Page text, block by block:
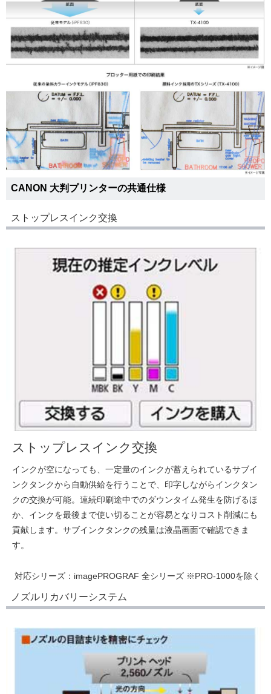
CANON 大判プリンターの共通仕様
ストップレスインク交換
ストップレスインク交換
インクが空になっても、一定量のインクが蓄えられているサブイ
ンクタンクから自動供給を行うことで、印字しながらインクタン
クの交換が可能。連続印刷途中でのダウンタイム発生を防げるほ
か、インクを最後まで使い切ることが容易となりコスト削減にも
貢献します。サブインクタンクの残量は液晶画面で確認できま
す。
対応シリーズ： imagePROGRAF 全シリーズ ※PRO-1000を除く
ノズルリカバリーシステム